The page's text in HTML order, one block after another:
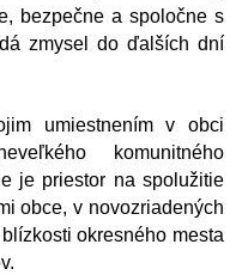
bezpečne a spoločne s
zmysel do ďalších dní
umiestnením v obci
komunitného
je priestor na spolužitie
obce, v novozriadených
okresného mesta